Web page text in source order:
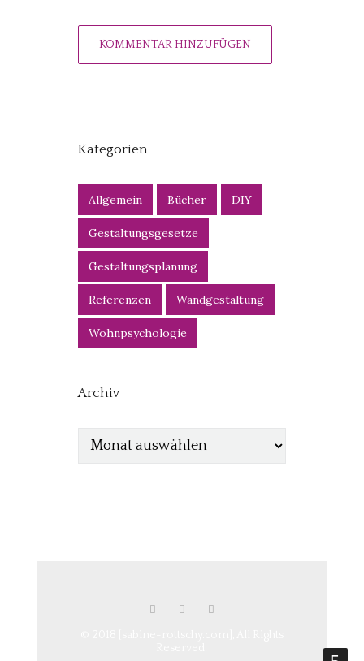
Kategorien
Allgemein Bücher DIY
Gestaltungsgesetze
Gestaltungsplanung
Referenzen Wandgestaltung
Wohnpsychologie
Archiv